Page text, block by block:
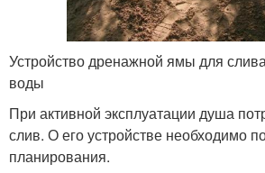
Устройство дренажной ямы для
воды
При активной эксплуатации душа
слив. О его устройстве необходимо
планирования.